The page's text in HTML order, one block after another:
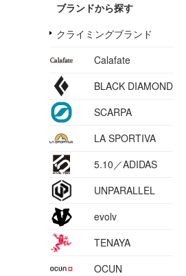
ブランドから探す
クライミングブランド
Calafate
BLACK DIAMOND
SCARPA
LA SPORTIVA
5.10／ADIDAS
UNPARALLEL
evolv
TENAYA
OCUN